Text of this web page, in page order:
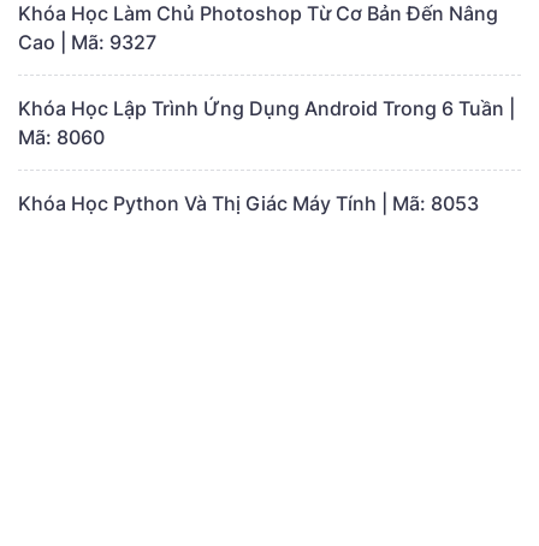
Khóa Học Làm Chủ Photoshop Từ Cơ Bản Đến Nâng
Cao | Mã: 9327
Khóa Học Lập Trình Ứng Dụng Android Trong 6 Tuần |
Mã: 8060
Khóa Học Python Và Thị Giác Máy Tính | Mã: 8053